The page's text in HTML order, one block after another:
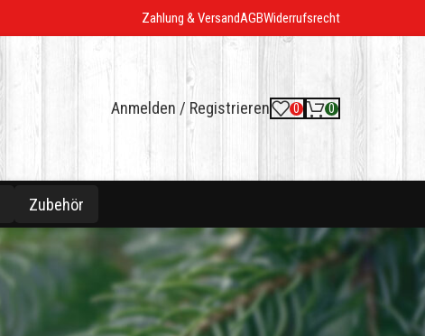
Zahlung & VersandAGBWiderrufsrecht
Anmelden / Registrieren 0 0
Zubehör